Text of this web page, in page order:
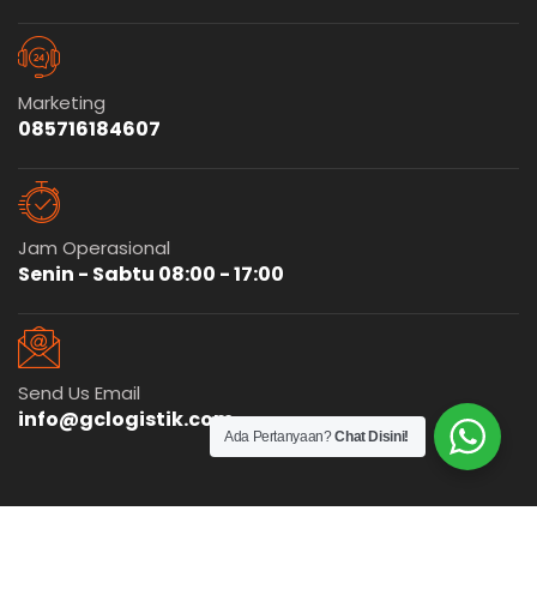
Marketing
085716184607
Jam Operasional
Senin - Sabtu 08:00 - 17:00
Send Us Email
info@gclogistik.com
Ada Pertanyaan?Chat Disini!